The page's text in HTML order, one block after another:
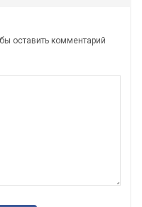
оставить комментарий